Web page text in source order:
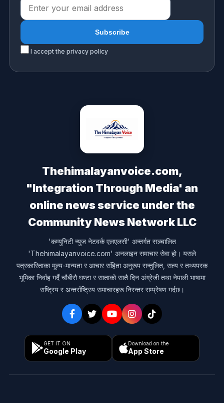
I accept the privacy policy
Thehimalayanvoice.com,
"Integration Through Media' an
online news service under the
Community News Network LLC
'कम्युनिटी न्युज नेटवर्क एलएलसी' अन्तर्गत सञ्चालित
'Thehimalayanvoice.com' अनलाइन समाचार सेवा हो। यसले
पत्रकारिताका मूल्य-मान्यता र आचार संहिता अनुरूप सन्तुलित, सत्य र तथ्यपरक
भूमिका निर्वाह गर्दै चौबीसै घण्टा र साताको सातै दिन अंग्रेजी तथा नेपाली भाषामा
राष्ट्रिय र अन्तर्राष्ट्रिय समाचारहरू निरन्तर सम्प्रेषण गर्दछ।
GET IT ON
Google Play
Download on the
App Store